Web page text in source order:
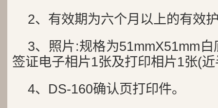
2、有效期为六个月以上的有效
3、照片:规格为51mmX51mm
签证电子相片1张及打印相片1张(
4、DS-160确认页打印件。